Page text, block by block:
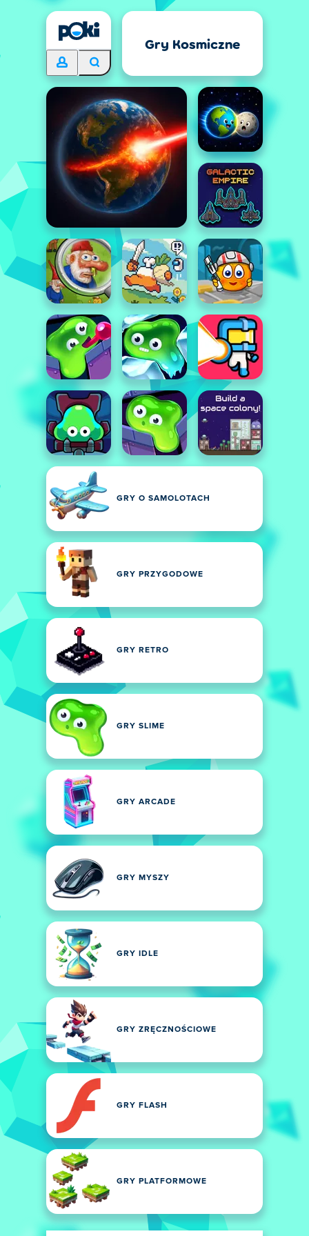
Gry Kosmiczne
GRY O SAMOLOTACH
GRY PRZYGODOWE
GRY RETRO
GRY SLIME
GRY ARCADE
GRY MYSZY
GRY IDLE
GRY ZRĘCZNOŚCIOWE
GRY FLASH
GRY PLATFORMOWE